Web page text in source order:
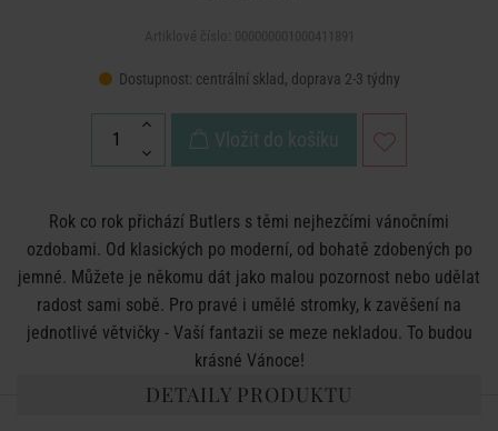
Dostupnost: centrální sklad, doprava 2-3 týdny
Vložit do košíku
Rok co rok přichází Butlers s těmi nejhezčími vánočními
ozdobami. Od klasických po moderní, od bohatě zdobených po
jemné. Můžete je někomu dát jako malou pozornost nebo udělat
radost sami sobě. Pro pravé i umělé stromky, k zavěšení na
jednotlivé větvičky - Vaší fantazii se meze nekladou. To budou
krásné Vánoce!
DETAILY PRODUKTU